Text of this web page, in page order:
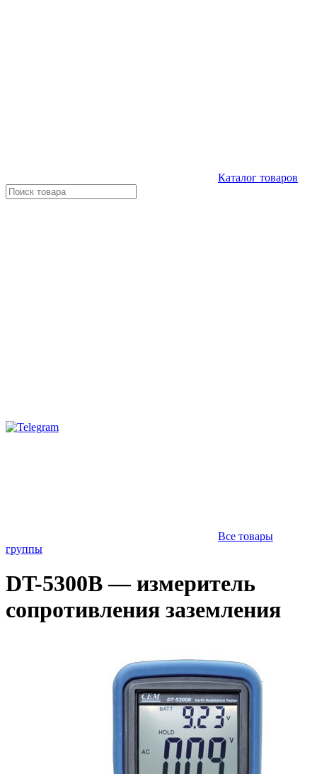
Каталог товаров
Все товары
группы
DT-5300B — измеритель
сопротивления заземления